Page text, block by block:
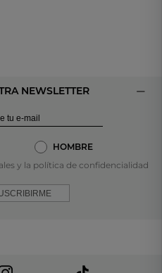
NEWSLETTER
HOMBRE
y la política de confidencialidad